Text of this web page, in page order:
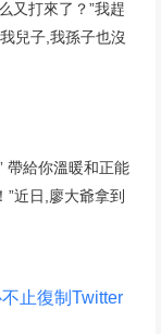
又打來了？”我趕
兒子,我孫子也沒
帶給你溫暖和正能
近日,廖大爺拿到
止復制Twitter